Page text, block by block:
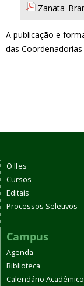
A publicação e
das
O Ifes
Cursos
Editais
Processos Seletivos
Campus
Agenda
Biblioteca
Calendário Acadêmico